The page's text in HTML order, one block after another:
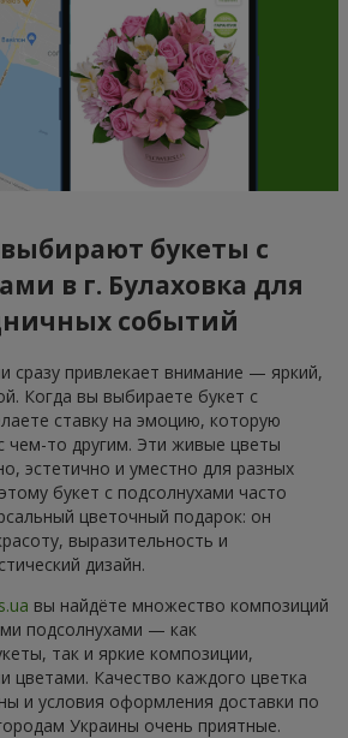
букеты с
в г. Булаховка для
событий
сразу привлекает внимание — яркий,
Когда вы выбираете букет с
ставку на эмоцию, которую
чем-то другим. Эти живые цветы
эстетично и уместно для разных
букет с подсолнухами часто
цветочный подарок: он
выразительность и
дизайн.
вы найдёте множество композиций
подсолнухами — как
так и яркие композиции,
цветами. Качество каждого цветка
и условия оформления доставки по
Украины очень приятные.